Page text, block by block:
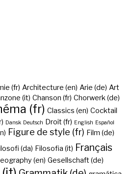
(fr) Architecture (en) Arie (de) Art
(it) Chanson (fr) Chorwerk (de)
(fr) Classics (en) Cocktail
Dansk Deutsch Droit (fr) English Español
Figure de style (fr) Film (de)
(da) Filosofia (it) Français
(en) Gesellschaft (de)